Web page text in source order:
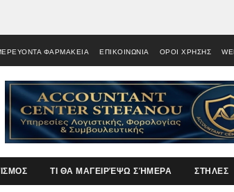
ΦΑΡΜΑΚΕΙΑ ΕΠΙΚΟΙΝΩΝΙΑ ΟΡΟΙ ΧΡΗΣΗΣ
ΤΙ ΘΑ ΜΑΓΕΙΡΈΨΩ ΣΉΜΕΡΑ ΣΤΗΛΕΣ